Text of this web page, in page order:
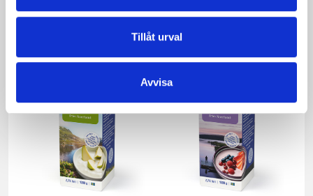
Tillåt urval
Avvisa